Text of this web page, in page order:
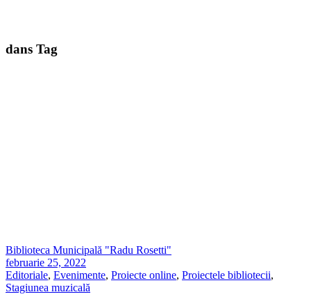
dans Tag
Biblioteca Municipală "Radu Rosetti"
februarie 25, 2022
Editoriale, Evenimente, Proiecte online, Proiectele bibliotecii,
Stagiunea muzicală